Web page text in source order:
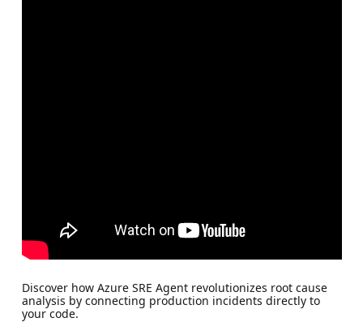
Discover how Azure SRE Agent revolutionizes root cause
analysis by connecting production incidents directly to
your code.